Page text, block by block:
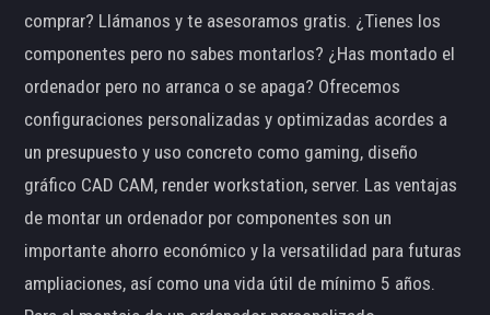
comprar? Llámanos y te asesoramos gratis. ¿Tienes los
componentes pero no sabes montarlos? ¿Has montado el
ordenador pero no arranca o se apaga? Ofrecemos
configuraciones personalizadas y optimizadas acordes a
un presupuesto y uso concreto como gaming, diseño
gráfico CAD CAM, render workstation, server. Las ventajas
de montar un ordenador por componentes son un
importante ahorro económico y la versatilidad para futuras
ampliaciones, así como una vida útil de mínimo 5 años.